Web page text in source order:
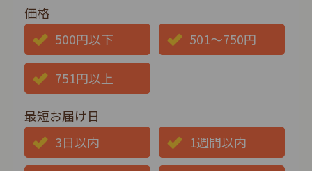
価格
500円以下
501～750円
751円以上
最短お届け日
3日以内
1週間以内